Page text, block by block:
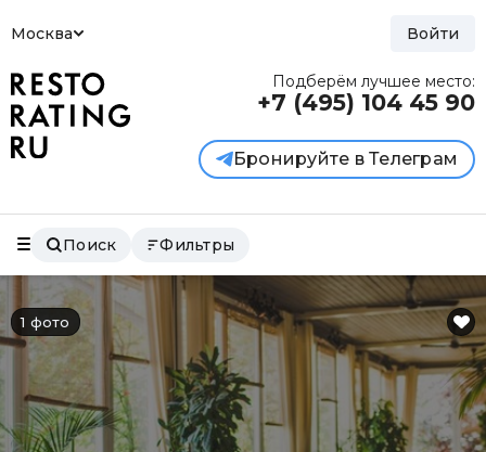
Москва Войти
Подберём лучшее место:
+7 (495) 104 45 90
Бронируйте в Телеграм
Поиск Фильтры
1 фото